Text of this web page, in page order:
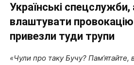
Українські спецслужби,
влаштувати провокацію
привезли туди трупи
«Чули про таку Бучу? Пам’ятайте,